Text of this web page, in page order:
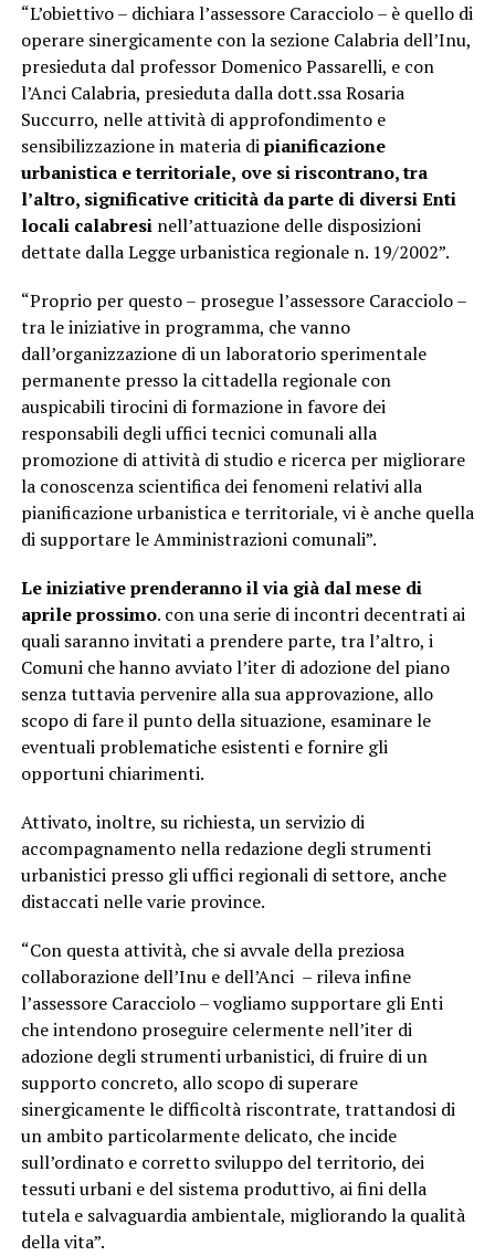
“L’obiettivo – dichiara l’assessore Caracciolo – è quello di
operare sinergicamente con la sezione Calabria dell’Inu,
presieduta dal professor Domenico Passarelli, e con
l’Anci Calabria, presieduta dalla dott.ssa Rosaria
Succurro, nelle attività di approfondimento e
sensibilizzazione in materia dipianificazione
urbanistica e territoriale, ove si riscontrano, tra
l’altro, significative criticità da parte di diversi Enti
locali calabresinell’attuazione delle disposizioni
dettate dalla Legge urbanistica regionale n. 19/2002”.
“Proprio per questo – prosegue l’assessore Caracciolo –
tra le iniziative in programma, che vanno
dall’organizzazione di un laboratorio sperimentale
permanente presso la cittadella regionale con
auspicabili tirocini di formazione in favore dei
responsabili degli uffici tecnici comunali alla
promozione di attività di studio e ricerca per migliorare
la conoscenza scientifica dei fenomeni relativi alla
pianificazione urbanistica e territoriale, vi è anche quella
di supportare le Amministrazioni comunali”.
Le iniziative prenderanno il via già dal mese di
aprile prossimo. con una serie di incontri decentrati ai
quali saranno invitati a prendere parte, tra l’altro, i
Comuni che hanno avviato l’iter di adozione del piano
senza tuttavia pervenire alla sua approvazione, allo
scopo di fare il punto della situazione, esaminare le
eventuali problematiche esistenti e fornire gli
opportuni chiarimenti.
Attivato, inoltre, su richiesta, un servizio di
accompagnamento nella redazione degli strumenti
urbanistici presso gli uffici regionali di settore, anche
distaccati nelle varie province.
“Con questa attività, che si avvale della preziosa
collaborazione dell’Inu e dell’Anci – rileva infine
l’assessore Caracciolo – vogliamo supportare gli Enti
che intendono proseguire celermente nell’iter di
adozione degli strumenti urbanistici, di fruire di un
supporto concreto, allo scopo di superare
sinergicamente le difficoltà riscontrate, trattandosi di
un ambito particolarmente delicato, che incide
sull’ordinato e corretto sviluppo del territorio, dei
tessuti urbani e del sistema produttivo, ai fini della
tutela e salvaguardia ambientale, migliorando la qualità
della vita”.